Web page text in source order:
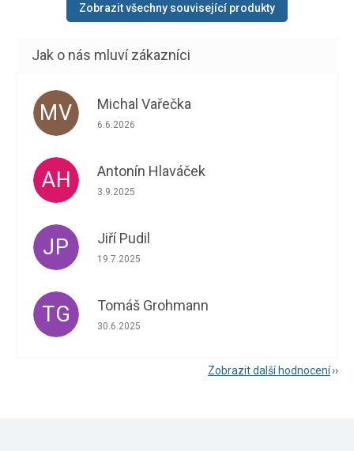
Zobrazit všechny související produkty
MV Michal Vařečka
Hodnocení obchodu je 5 z 5 hvězdiček.
6.6.2026
AH Antonín Hlaváček
Hodnocení obchodu je 5 z 5 hvězdiček.
3.9.2025
JP Jiří Pudil
Hodnocení obchodu je 5 z 5 hvězdiček.
19.7.2025
TG Tomáš Grohmann
Hodnocení obchodu je 5 z 5 hvězdiček.
30.6.2025
Zobrazit další hodnocení